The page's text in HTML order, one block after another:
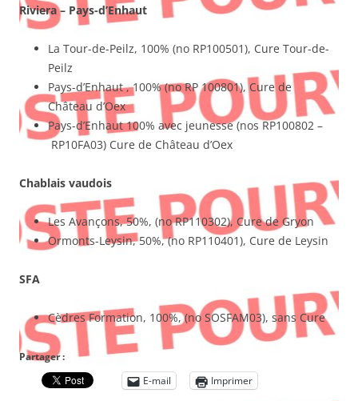
Riviera – Pays-d’Enhaut
La Tour-de-Peilz, 100% (no RP100501), Cure Tour-de-
Peilz
Pays-d’Enhaut , 100% (no RP 100801), Cure de
Château d’Oex
Pays-d’Enhaut 100% avec jeunesse (nos RP100802 –
RP10FA03) Cure de Château d’Oex
Chablais vaudois
Les Avançons, 50%, (no RP110302), Cure de Gryon
Ormonts-Leysin, 50%, (no RP110401), Cure de Leysin
SFA
Cèdres Formation, 100%, (no SOSFAM03), sans Cure
Partager :
E-mail
Imprimer